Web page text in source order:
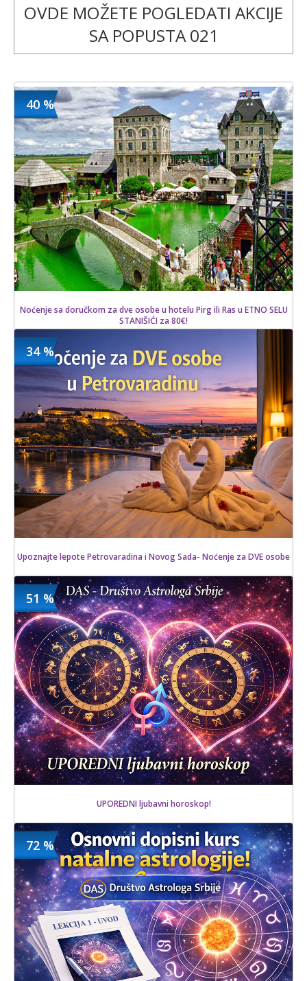
OVDE MOŽETE POGLEDATI AKCIJE
SA POPUSTA 021
40 %
Noćenje sa doručkom za dve osobe u hotelu Pirg ili Ras u ETNO SELU
STANIŠIĆI za 80€!
Kupljeno
14 kom.
900.00 din
34 %
Upoznajte lepote Petrovaradina i Novog Sada- Noćenje za DVE osobe
Kupljeno
4 kom.
4600 din
7000 din
51 %
UPOREDNI ljubavni horoskop!
Kupljeno
17 kom.
640 din
1300 din
72 %